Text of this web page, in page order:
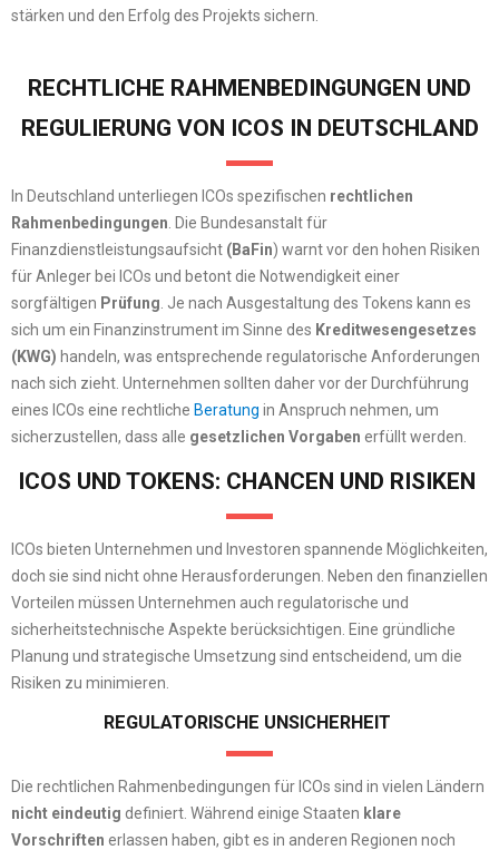
stärken und den Erfolg des Projekts sichern.
RECHTLICHE RAHMENBEDINGUNGEN UND
REGULIERUNG VON ICOS IN DEUTSCHLAND
In Deutschland unterliegen ICOs spezifischen rechtlichen
Rahmenbedingungen . Die Bundesanstalt für
Finanzdienstleistungsaufsicht (BaFin) warnt vor den hohen Risiken
für Anleger bei ICOs und betont die Notwendigkeit einer
sorgfältigen Prüfung . Je nach Ausgestaltung des Tokens kann es
sich um ein Finanzinstrument im Sinne des Kreditwesengesetzes
(KWG) handeln, was entsprechende regulatorische Anforderungen
nach sich zieht. Unternehmen sollten daher vor der Durchführung
eines ICOs eine rechtliche Beratung in Anspruch nehmen, um
sicherzustellen, dass alle gesetzlichen Vorgaben erfüllt werden.
ICOS UND TOKENS: CHANCEN UND RISIKEN
ICOs bieten Unternehmen und Investoren spannende Möglichkeiten,
doch sie sind nicht ohne Herausforderungen. Neben den finanziellen
Vorteilen müssen Unternehmen auch regulatorische und
sicherheitstechnische Aspekte berücksichtigen. Eine gründliche
Planung und strategische Umsetzung sind entscheidend, um die
Risiken zu minimieren.
REGULATORISCHE UNSICHERHEIT
Die rechtlichen Rahmenbedingungen für ICOs sind in vielen Ländern
nicht eindeutig definiert. Während einige Staaten klare
Vorschriften erlassen haben, gibt es in anderen Regionen noch